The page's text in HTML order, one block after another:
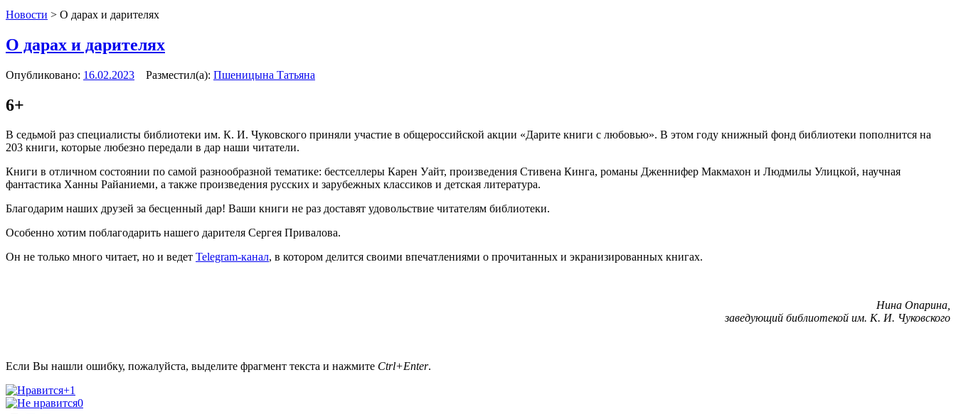
Новости > О дарах и дарителях
О дарах и дарителях
Опубликовано: 16.02.2023 Разместил(а): Пшеницына Татьяна
6+
В седьмой раз специалисты библиотеки им. К. И. Чуковского приняли участие в общероссийской акции «Дарите книги с любовью». В этом году книжный фонд библиотеки пополнится на
203 книги, которые любезно передали в дар наши читатели.
Книги в отличном состоянии по самой разнообразной тематике: бестселлеры Карен Уайт, произведения Стивена Кинга, романы Дженнифер Макмахон и Людмилы Улицкой, научная
фантастика Ханны Райаниеми, а также произведения русских и зарубежных классиков и детская литература.
Благодарим наших друзей за бесценный дар! Ваши книги не раз доставят удовольствие читателям библиотеки.
Особенно хотим поблагодарить нашего дарителя Сергея Привалова.
Он не только много читает, но и ведет Telegram-канал, в котором делится своими впечатлениями о прочитанных и экранизированных книгах.
Нина Опарина,
заведующий библиотекой им. К. И. Чуковского
Если Вы нашли ошибку, пожалуйста, выделите фрагмент текста и нажмите Ctrl+Enter.
+1
0